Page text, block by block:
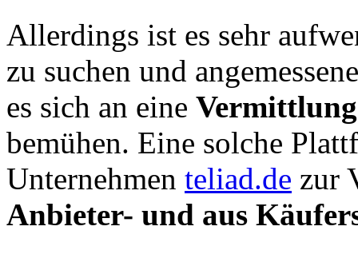
Allerdings ist es sehr
zu suchen und
es sich an eine
bemühen. Eine solche
Unternehmen teliad.de zur
Anbieter- und aus